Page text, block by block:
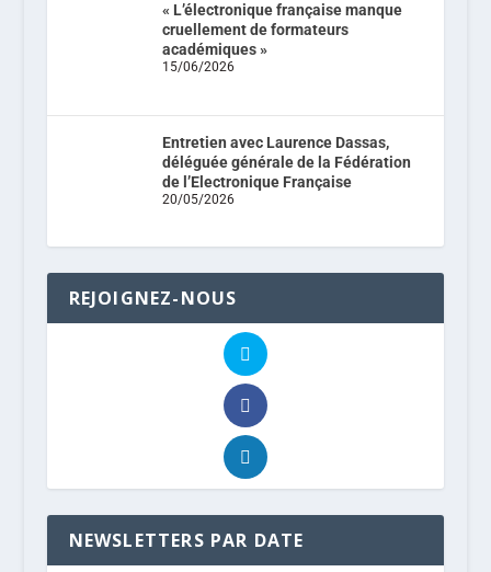
« L’électronique française manque
cruellement de formateurs
académiques »
15/06/2026
Entretien avec Laurence Dassas,
déléguée générale de la Fédération
de l’Electronique Française
20/05/2026
REJOIGNEZ-NOUS
NEWSLETTERS PAR DATE